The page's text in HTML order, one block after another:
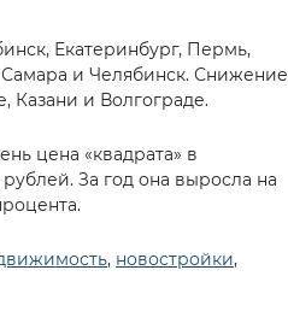
Екатеринбург, Пермь,
Самара и Челябинск. Снижение
Казани и Волгограде.
цена «квадрата» в
рублей. За год она выросла на
, новостройки,